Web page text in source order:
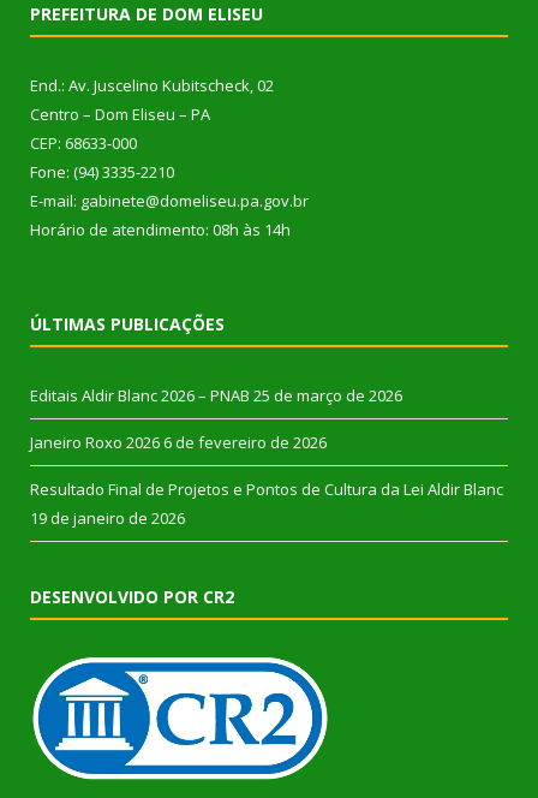
PREFEITURA DE DOM ELISEU
End.: Av. Juscelino Kubitscheck, 02
Centro – Dom Eliseu – PA
CEP: 68633-000
Fone: (94) 3335-2210
E-mail: gabinete@domeliseu.pa.gov.br
Horário de atendimento: 08h às 14h
ÚLTIMAS PUBLICAÇÕES
Editais Aldir Blanc 2026 – PNAB 25 de março de 2026
Janeiro Roxo 2026 6 de fevereiro de 2026
Resultado Final de Projetos e Pontos de Cultura da Lei Aldir Blanc
19 de janeiro de 2026
DESENVOLVIDO POR CR2